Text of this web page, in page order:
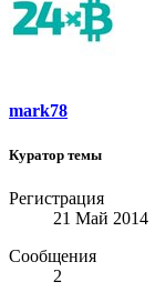
mark78
Куратор темы
Регистрация
21 Май 2014
Сообщения
2